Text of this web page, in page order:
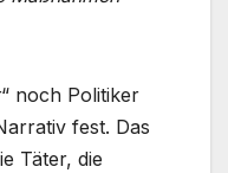
noch Politiker
fest. Das
Täter, die